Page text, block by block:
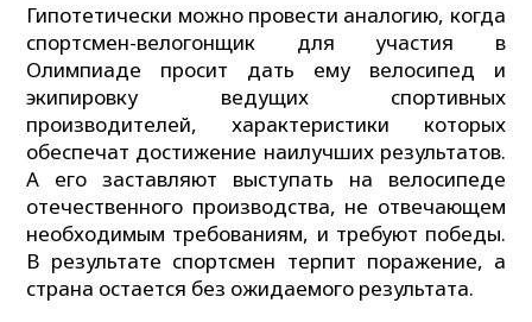
Гипотетически можно провести аналогию, когда
спортсмен-велогонщик для участия в
Олимпиаде просит дать ему велосипед и
экипировку ведущих спортивных
производителей, характеристики которых
обеспечат достижение наилучших результатов.
А его заставляют выступать на велосипеде
отечественного производства, не отвечающем
необходимым требованиям, и требуют победы.
В результате спортсмен терпит поражение, а
страна остается без ожидаемого результата.